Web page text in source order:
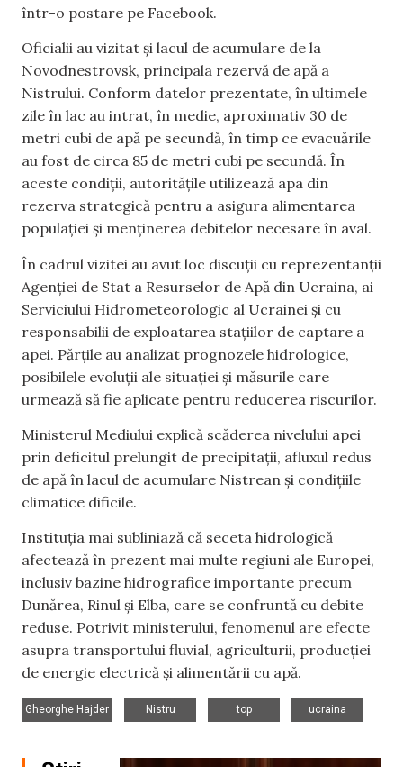
într-o postare pe Facebook.
Oficialii au vizitat și lacul de acumulare de la
Novodnestrovsk, principala rezervă de apă a
Nistrului. Conform datelor prezentate, în ultimele
zile în lac au intrat, în medie, aproximativ 30 de
metri cubi de apă pe secundă, în timp ce evacuările
au fost de circa 85 de metri cubi pe secundă. În
aceste condiții, autoritățile utilizează apa din
rezerva strategică pentru a asigura alimentarea
populației și menținerea debitelor necesare în aval.
În cadrul vizitei au avut loc discuții cu reprezentanții
Agenției de Stat a Resurselor de Apă din Ucraina, ai
Serviciului Hidrometeorologic al Ucrainei și cu
responsabilii de exploatarea stațiilor de captare a
apei. Părțile au analizat prognozele hidrologice,
posibilele evoluții ale situației și măsurile care
urmează să fie aplicate pentru reducerea riscurilor.
Ministerul Mediului explică scăderea nivelului apei
prin deficitul prelungit de precipitații, afluxul redus
de apă în lacul de acumulare Nistrean și condițiile
climatice dificile.
Instituția mai subliniază că seceta hidrologică
afectează în prezent mai multe regiuni ale Europei,
inclusiv bazine hidrografice importante precum
Dunărea, Rinul și Elba, care se confruntă cu debite
reduse. Potrivit ministerului, fenomenul are efecte
asupra transportului fluvial, agriculturii, producției
de energie electrică și alimentării cu apă.
Gheorghe Hajder
Nistru
top
ucraina